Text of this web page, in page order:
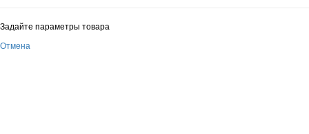
Задайте параметры товара
Отмена